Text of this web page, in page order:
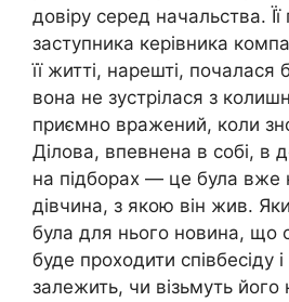
довіру серед начальства.
заступника керівника
її житті, нарешті, почалася
вона не зустрілася з
приємно вражений, коли
Ділова, впевнена в собі, в
на підборах — це була вже
дівчина, з якою він жив.
була для нього новина, що
буде проходити співбесіду і
залежить, чи візьмуть його